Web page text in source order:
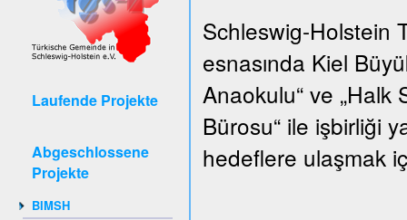
Laufende Projekte
Abgeschlossene
Projekte
BIMSH
Schleswig-Holstein
esnasında Kiel
Anaokulu“ ve „Halk
Bürosu“ ile işbirliği
hedeflere ulaşmak